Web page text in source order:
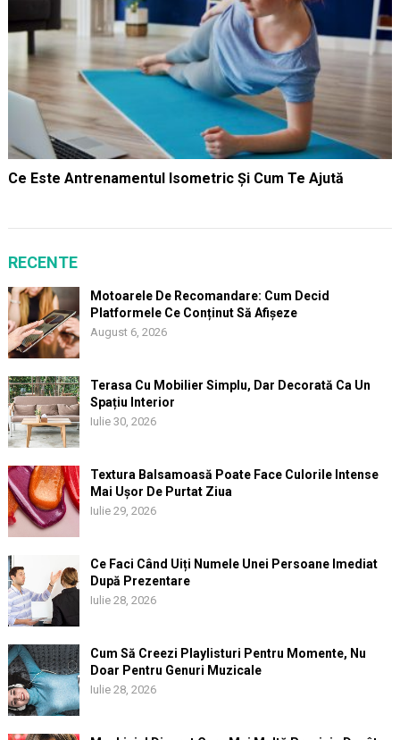
Ce Este Antrenamentul Isometric Și Cum Te Ajută
RECENTE
Motoarele De Recomandare: Cum Decid
Platformele Ce Conținut Să Afișeze
August 6, 2026
Terasa Cu Mobilier Simplu, Dar Decorată Ca Un
Spațiu Interior
Iulie 30, 2026
Textura Balsamoasă Poate Face Culorile Intense
Mai Ușor De Purtat Ziua
Iulie 29, 2026
Ce Faci Când Uiți Numele Unei Persoane Imediat
După Prezentare
Iulie 28, 2026
Cum Să Creezi Playlisturi Pentru Momente, Nu
Doar Pentru Genuri Muzicale
Iulie 28, 2026